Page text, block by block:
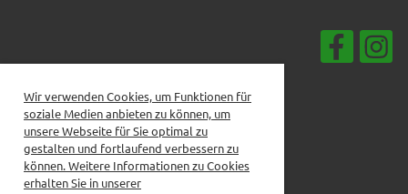
Wir verwenden Cookies, um Funktionen für
soziale Medien anbieten zu können, um
unsere Webseite für Sie optimal zu
gestalten und fortlaufend verbessern zu
können. Weitere Informationen zu Cookies
erhalten Sie in unsererMitgliederbereich